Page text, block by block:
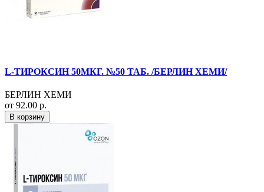
L-ТИРОКСИН 50МКГ. №50 ТАБ. /БЕРЛИН ХЕМИ/
БЕРЛИН ХЕМИ
от 92.00 р.
В корзину